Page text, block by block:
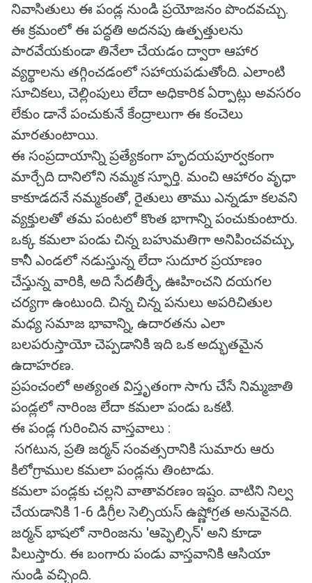
నివాసితులు ఈ పండ్ల నుండి ప్రయోజనం పొందవచ్చు.
ఈ క్రమంలో ఈ పద్ధతి అదనపు ఉత్పత్తులను
పారవేయకుండా తినేలా చేయడం ద్వారా ఆహార
వ్యర్థాలను తగ్గించడంలో సహాయపడుతోంది. ఎలాంటి
సూచికలు, చెల్లింపులు లేదా అధికారిక ఏర్పాట్లు అవసరం
లేకుం డానే పంచుకునే కేంద్రాలుగా ఈ కంచెలు
మారతుంటాయి.
ఈ సంప్రదాయాన్ని ప్రత్యేకంగా హృదయపూర్వకంగా
మార్చేది దానిలోని నమ్మక స్ఫూర్తి. మంచి ఆహారం వృధా
కాకూడదనే నమ్మకంతో, రైతులు తాము ఎన్నడూ కలవని
వ్యక్తులతో తమ పంటలో కొంత భాగాన్ని పంచుకుంటారు.
ఒక్క కమలా పండు చిన్న బహుమతిగా అనిపించవచ్చు,
కానీ ఎండలో నడుస్తున్న లేదా సుదూర ప్రయాణం
చేస్తున్న వారికి, అది సేదతీర్చే, ఊహించని దయగల
చర్యగా ఉంటుంది. చిన్న చిన్న పనులు అపరిచితుల
మధ్య సమాజ భావాన్ని, ఉదారతను ఎలా
బలపరుస్తాయో చెప్పడానికి ఇది ఒక అద్భుతమైన
ఉదాహరణ.
ప్రపంచంలో అత్యంత విస్తృతంగా సాగు చేసే నిమ్మజాతి
పండ్లలో నారింజ లేదా కమలా పండు ఒకటి.
ఈ పండ్ల గురించిన వాస్తవాలు :
సగటున, ప్రతి జర్మన్ సంవత్సరానికి సుమారు ఆరు
కిలోగ్రాముల కమలా పండ్లను తింటాడు.
కమలా పండ్లకు చల్లని వాతావరణం ఇష్టం. వాటిని నిల్వ
చేయడానికి 1-6 డిగ్రీల సెల్సియస్ ఉష్ణోగ్రత అనువైనది.
జర్మన్ భాషలో నారింజను 'ఆప్ఫెల్సిన్' అని కూడా
పిలుస్తారు. ఈ బంగారు పండు వాస్తవానికి ఆసియా
నుండి వచ్చింది.